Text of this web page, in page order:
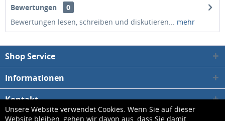
Unsere Website verwendet Cookies. Wenn Sie auf dieser
Website bleiben, gehen wir davon aus, dass Sie damit
Bewertungen
0
Bewertungen lesen, schreiben und diskutieren... mehr
Shop Service
Informationen
Kontakt